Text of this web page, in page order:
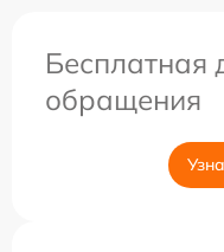
Бесплатная
обращения